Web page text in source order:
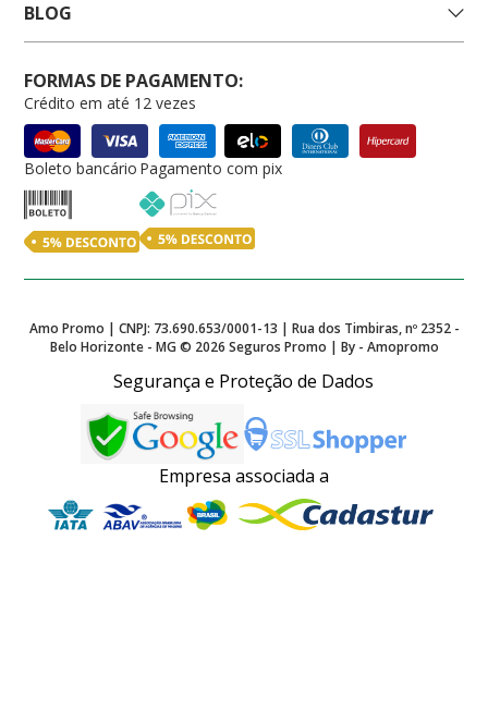
BLOG
FORMAS DE PAGAMENTO:
Crédito em até 12 vezes
Boleto bancário Pagamento com pix
Amo Promo | CNPJ: 73.690.653/0001-13 | Rua dos Timbiras, nº 2352 -
Belo Horizonte - MG © 2026 Seguros Promo | By - Amopromo
Segurança e Proteção de Dados
Empresa associada a